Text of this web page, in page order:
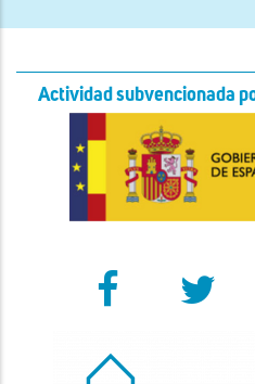
Actividad subvencionada